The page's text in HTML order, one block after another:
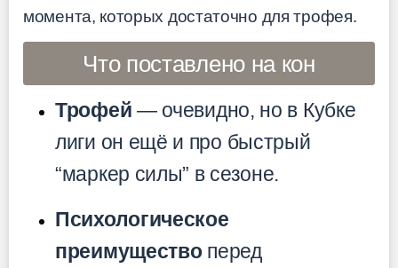
момента, которых достаточно для трофея.
Что поставлено на кон
Трофей — очевидно, но в Кубке
лиги он ещё и про быстрый
“маркер силы” в сезоне.
Психологическое
преимуществоперед